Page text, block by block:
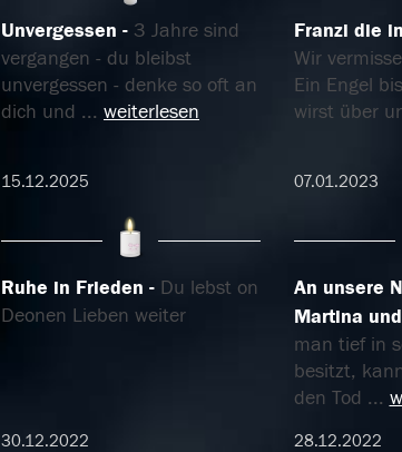
Unvergessen
3 Jahre sind
vergangen - du bleibst
unvergessen - denke so oft an
dich und ... weiterlesen
15.12.2025
Franzi die
Wir
Ein Engel
wirst über
07.01.2023
Ruhe in Frieden
Du lebst on
Deonen Lieben weiter
30.12.2022
An unsere
Martina
man tief in
besitzt,
den Tod ...
28.12.2022